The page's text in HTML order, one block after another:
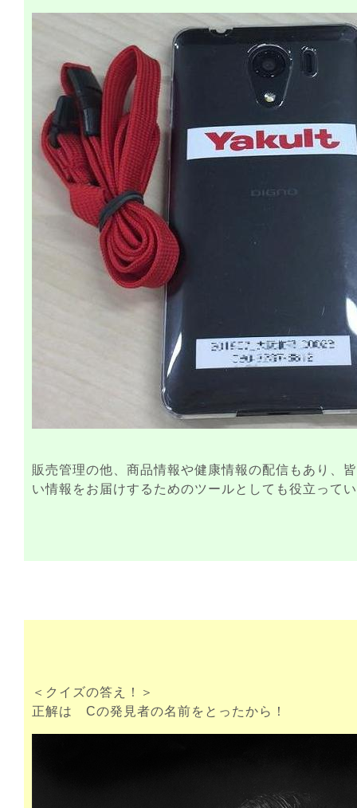
販売管理の他、商品情報や健康情報の配信もあり、
い情報をお届けするためのツールとしても役立って
＜クイズの答え！＞
正解は Cの発見者の名前をとったから！